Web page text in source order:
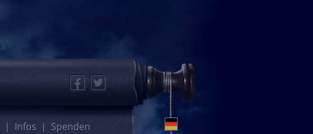
Facebook
Twitter
Infos Spenden